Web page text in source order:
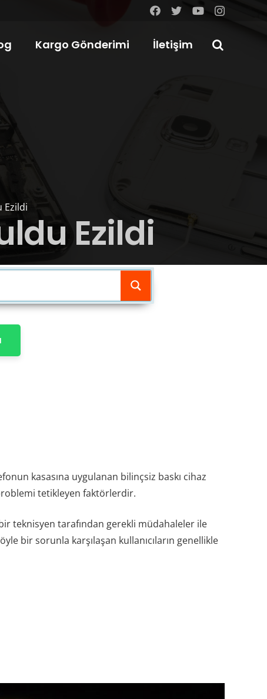
Kargo Gönderimi İletişim
Ezildi
Ezildi
kasasına uygulanan bilinçsiz baskı cihaz
tetikleyen faktörlerdir.
teknisyen tarafından gerekli müdahaleler ile
bir sorunla karşılaşan kullanıcıların genellikle